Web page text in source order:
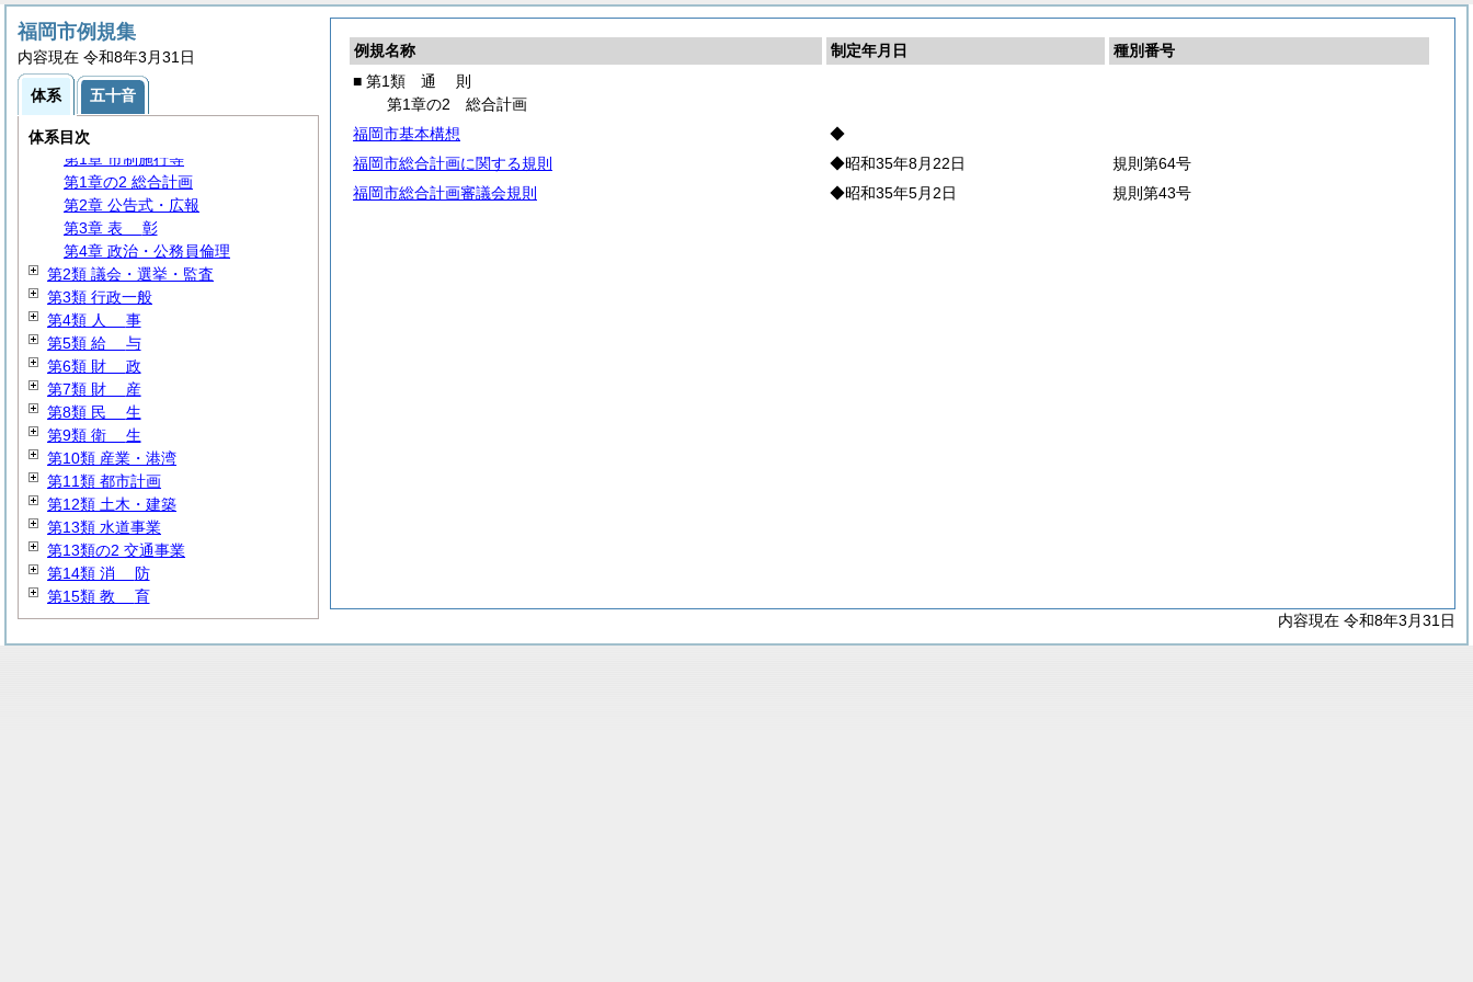
例規名称 制定年月日
種別番号
■ 第1類 通 則
第1章の2 総合計画
福岡市基本構想
◆
福岡市総合計画に関する規則
◆昭和35年8月22日
規則第64号
福岡市総合計画審議会規則
◆昭和35年5月2日 規則第43号
内容現在 令和8年3月31日
福岡市例規集
内容現在 令和8年3月31日
体系 五十音
体系目次
第1類
第1章 市制施行等
第1章の2 総合計画
第2章 公告式・広報
第3章 表 彰
第4章 政治・公務員倫理
第2類 議会・選挙・監査
第3類 行政一般
第4類 人 事
第5類 給 与
第6類 財 政
第7類 財 産
第8類 民 生
第9類 衛 生
第10類 産業・港湾
第11類 都市計画
第12類 土木・建築
第13類 水道事業
第13類の2 交通事業
第14類 消 防
第15類 教 育